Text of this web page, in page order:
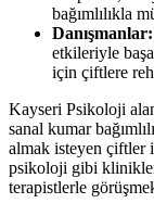
bağımlılıkla
Danışmanlar:
etkileriyle
için çiftlere
Kayseri Psikoloji
sanal kumar
almak isteyen çiftler
psikoloji gibi
terapistlerle